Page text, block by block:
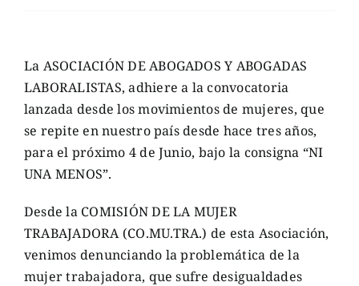
La ASOCIACIÓN DE ABOGADOS Y ABOGADAS
LABORALISTAS, adhiere a la convocatoria
lanzada desde los movimientos de mujeres, que
se repite en nuestro país desde hace tres años,
para el próximo 4 de Junio, bajo la consigna “NI
UNA MENOS”.
Desde la COMISIÓN DE LA MUJER
TRABAJADORA (CO.MU.TRA.) de esta Asociación,
venimos denunciando la problemática de la
mujer trabajadora, que sufre desigualdades